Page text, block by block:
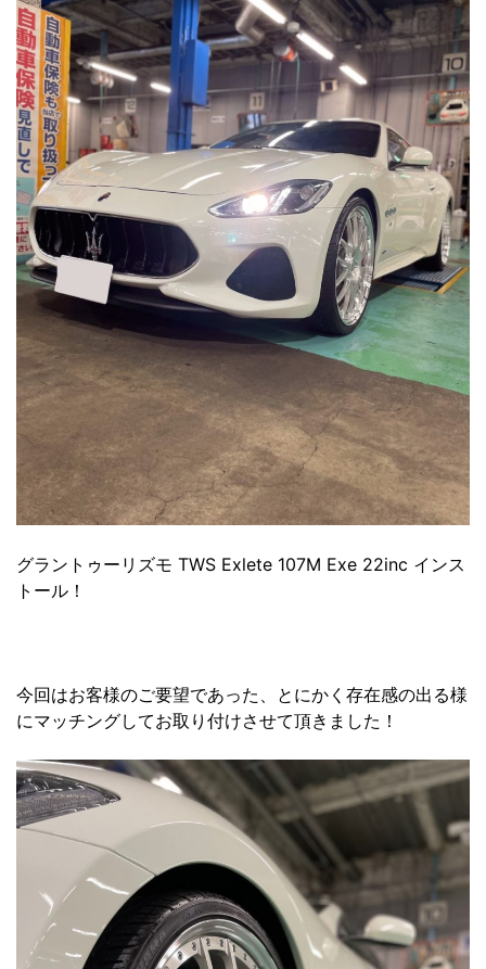
グラントゥーリズモ TWS Exlete 107M Exe 22inc インス
トール！
今回はお客様のご要望であった、とにかく存在感の出る様
にマッチングしてお取り付けさせて頂きました！